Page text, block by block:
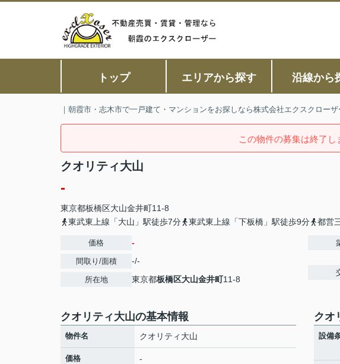
トップ エリアから探す 沿線から
｜朝霞市・志木市で一戸建て・マンションをお探しなら株式会社エクスクローザ
この物件の募集は終了し
クオリティ大山
-
東京都板橋区大山金井町11-8
東武東上線「大山」駅徒歩7分
東武東上線「下板橋」駅徒歩9分 都営
価格 -
間取り/面積 -/-
所在地 東京都板橋区大山金井町11-8
クオリティ大山の基本情報
物件名 クオリティ大山
価格 -
クオ
設備